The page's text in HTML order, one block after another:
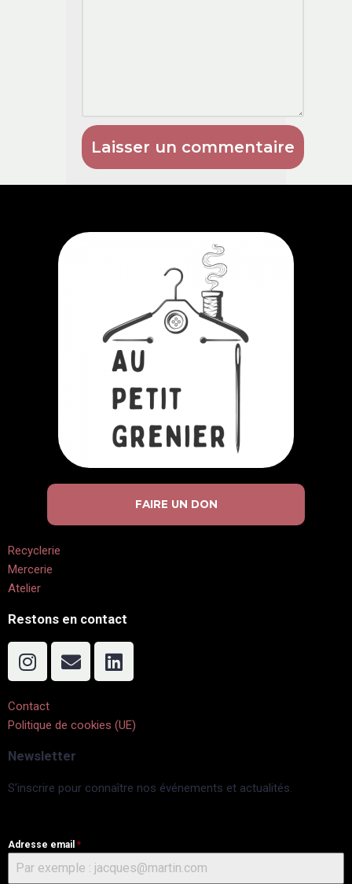
FAIRE UN DON
Recyclerie
Mercerie
Atelier
Restons en contact
Contact
Politique de cookies (UE)
Newsletter
S’inscrire pour connaître nos événements et actualités.
Adresse email *